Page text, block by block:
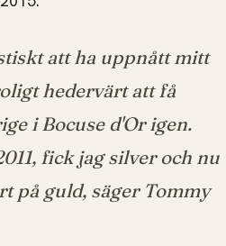
att ha uppnått mitt
hedervärt att få
i Bocuse d'Or igen.
fick jag silver och nu
på guld, säger Tommy